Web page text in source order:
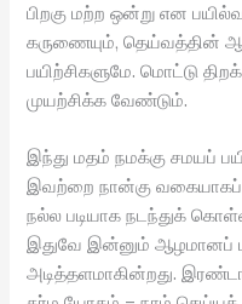
பிறகு மற்ற ஒன்று என
கருணையும், தெய்வத்தின்
பயிற்சிகளுமே. மொட்டு
முயற்சிக்க வேண்டும்.
இந்து மதம் நமக்கு சமயப்
இவற்றை நான்கு வகையாகப்
நல்ல படியாக நடந்துக்
இதுவே இன்னும் ஆழமானப்
அடித்தளமாகின்றது.